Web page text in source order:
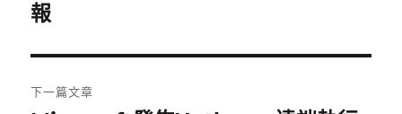
導
覽
一
文
章:
報
下一篇文章